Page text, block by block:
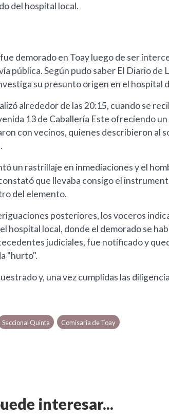
del hospital local.
demorado en Toay luego de ser
pública. Según pudo saber El Diario
su presunto origen en el hospital
alrededor de las 20:15, cuando se
13 de Caballería Este ofreciendo
con vecinos, quienes describieron al
un rastrillaje en inmediaciones y el
que llevaba consigo el
del elemento.
posteriores, los voceros
hospital local, donde el demorado se
judiciales, fue notificado y
"hurto".
y, una vez cumplidas las
Seccional Quinta Comisaría de Toay
interesar...